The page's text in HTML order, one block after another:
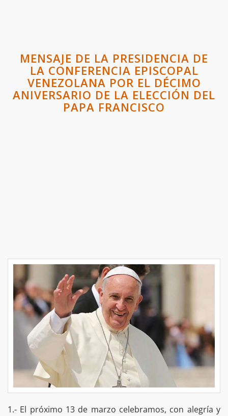
MENSAJE DE LA PRESIDENCIA DE
LA CONFERENCIA EPISCOPAL
VENEZOLANA POR EL DÉCIMO
ANIVERSARIO DE LA ELECCIÓN DEL
PAPA FRANCISCO
1.- El próximo 13 de marzo celebramos, con alegría y